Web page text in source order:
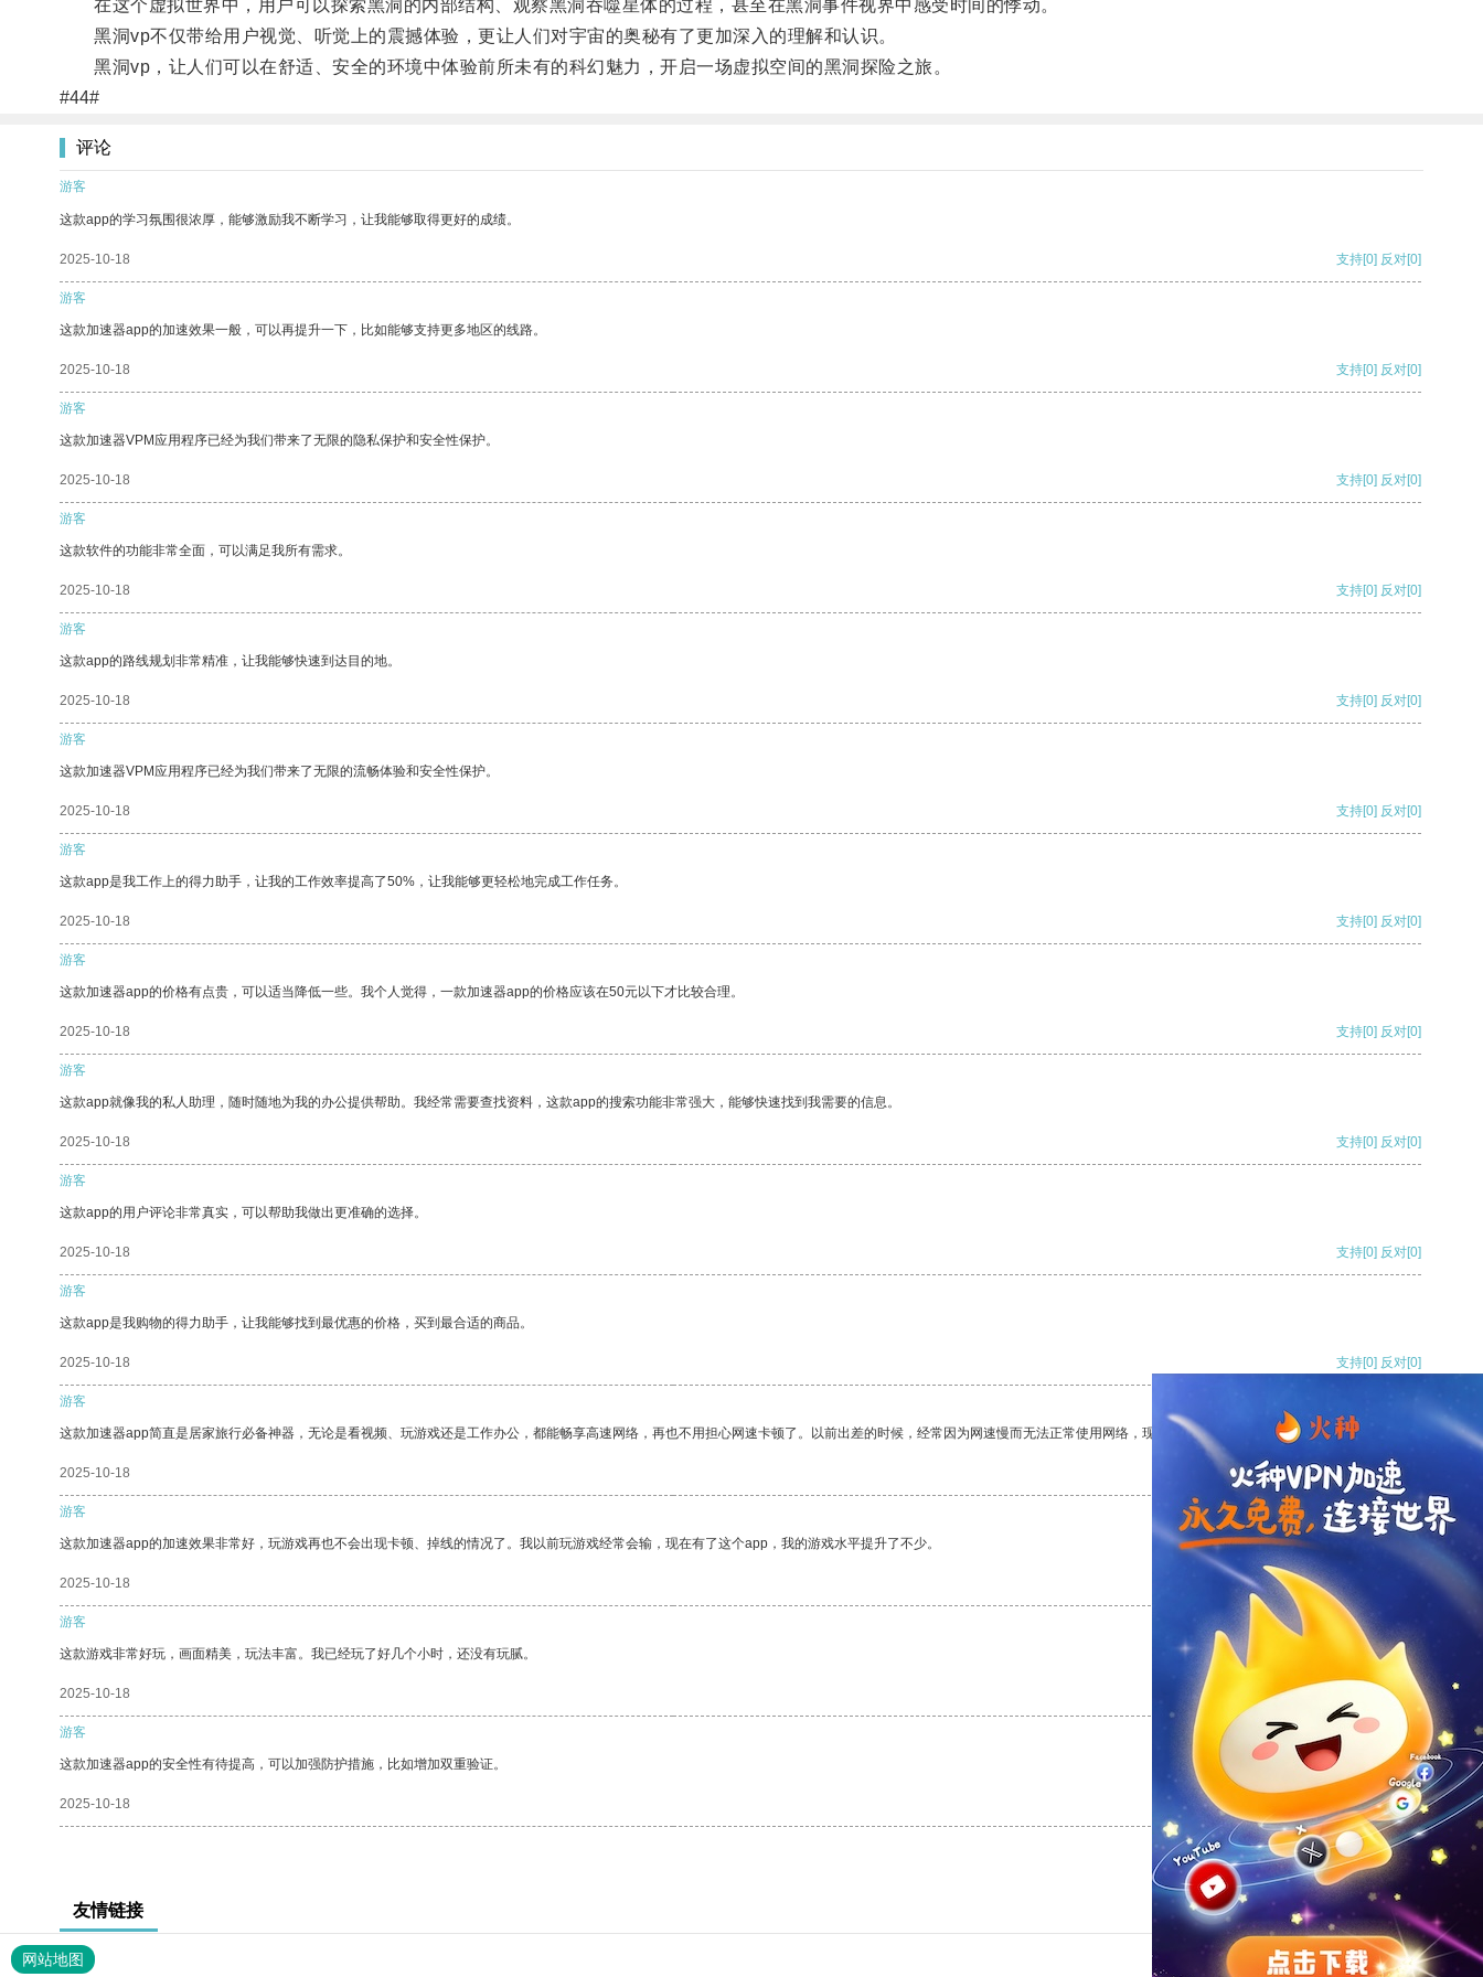
在这个虚拟世界中，用户可以探索黑洞的内部结构、观察黑洞吞噬星体的过程，甚至在黑洞事件视界中感受时间的悸动。
黑洞vp不仅带给用户视觉、听觉上的震撼体验，更让人们对宇宙的奥秘有了更加深入的理解和认识。
黑洞vp，让人们可以在舒适、安全的环境中体验前所未有的科幻魅力，开启一场虚拟空间的黑洞探险之旅。
#44#
评论
游客
这款app的学习氛围很浓厚，能够激励我不断学习，让我能够取得更好的成绩。
2025-10-18 支持[0] 反对[0]
游客
这款加速器app的加速效果一般，可以再提升一下，比如能够支持更多地区的线路。
2025-10-18 支持[0] 反对[0]
游客
这款加速器VPM应用程序已经为我们带来了无限的隐私保护和安全性保护。
2025-10-18 支持[0] 反对[0]
游客
这款软件的功能非常全面，可以满足我所有需求。
2025-10-18 支持[0] 反对[0]
游客
这款app的路线规划非常精准，让我能够快速到达目的地。
2025-10-18 支持[0] 反对[0]
游客
这款加速器VPM应用程序已经为我们带来了无限的流畅体验和安全性保护。
2025-10-18 支持[0] 反对[0]
游客
这款app是我工作上的得力助手，让我的工作效率提高了50%，让我能够更轻松地完成工作任务。
2025-10-18 支持[0] 反对[0]
游客
这款加速器app的价格有点贵，可以适当降低一些。我个人觉得，一款加速器app的价格应该在50元以下才比较合理。
2025-10-18 支持[0] 反对[0]
游客
这款app就像我的私人助理，随时随地为我的办公提供帮助。我经常需要查找资料，这款app的搜索功能非常强大，能够快速找到我需要的信息。
2025-10-18 支持[0] 反对[0]
游客
这款app的用户评论非常真实，可以帮助我做出更准确的选择。
2025-10-18 支持[0] 反对[0]
游客
这款app是我购物的得力助手，让我能够找到最优惠的价格，买到最合适的商品。
2025-10-18 支持[0] 反对[0]
游客
这款加速器app简直是居家旅行必备神器，无论是看视频、玩游戏还是工作办公，都能畅享高速网络，再也不用担心网速卡顿了。以前出差的时候，经常因为网速慢而无法正常使用网络，现在有了这个app，我再也不用担心了。
2025-10-18 支持[0] 反对
游客
这款加速器app的加速效果非常好，玩游戏再也不会出现卡顿、掉线的情况了。我以前玩游戏经常会输，现在有了这个app，我的游戏水平提升了不少。
2025-10-18 支持
游客
这款游戏非常好玩，画面精美，玩法丰富。我已经玩了好几个小时，还没有玩腻。
2025-10-18 反对 [0]
游客
这款加速器app的安全性有待提高，可以加强防护措施，比如增加双重验证。
2025-10-18 支持[0] 反对[0]
友情链接
网站地图